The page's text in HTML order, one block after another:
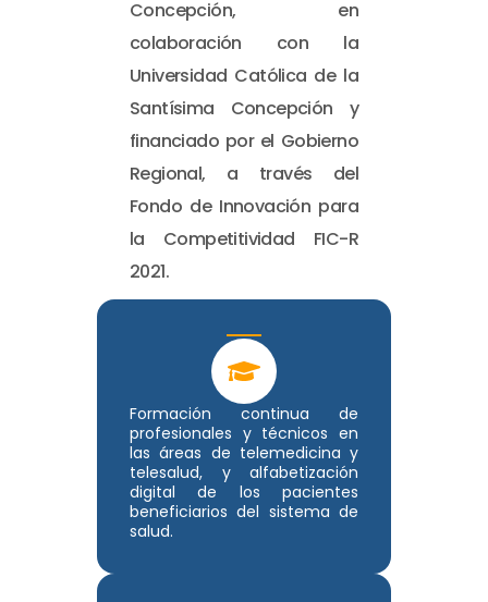
Formación continua de
profesionales y técnicos en
las áreas de telemedicina y
telesalud, y alfabetización
digital de los pacientes
beneficiarios del sistema de
salud.
Concepción, en
colaboración con la
Universidad Católica de la
Santísima Concepción y
financiado por el Gobierno
Regional, a través del
Fondo de Innovación para
la Competitividad FIC-R
2021.